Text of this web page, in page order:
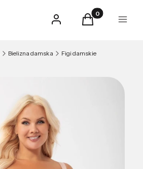
Zaloguj sięProdukty w
Koszyk Menu
Bielizna damska Figi damskie